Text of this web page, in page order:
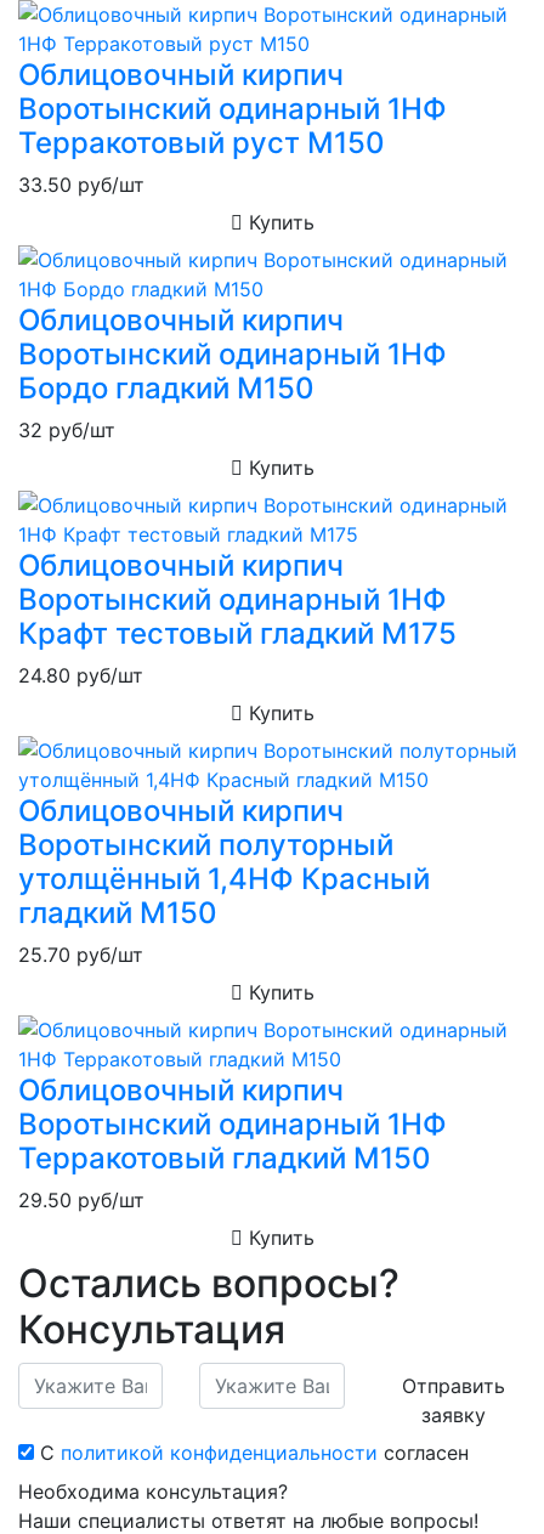
Облицовочный кирпич
Воротынский одинарный 1НФ
Терракотовый руст М150
33.50 руб/шт
Купить
Облицовочный кирпич
Воротынский одинарный 1НФ
Бордо гладкий М150
32 руб/шт
Купить
Облицовочный кирпич
Воротынский одинарный 1НФ
Крафт тестовый гладкий М175
24.80 руб/шт
Купить
Облицовочный кирпич
Воротынский полуторный
утолщённый 1,4НФ Красный
гладкий М150
25.70 руб/шт
Купить
Облицовочный кирпич
Воротынский одинарный 1НФ
Терракотовый гладкий М150
29.50 руб/шт
Купить
Остались вопросы?
Консультация
Отправить
заявку
С политикой конфиденциальности согласен
Необходима консультация?
Наши специалисты ответят на любые вопросы!